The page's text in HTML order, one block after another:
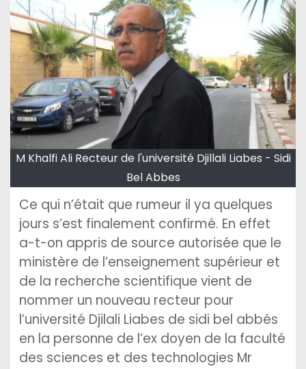
M Khalfi Ali Recteur de l'université Djillali Liabes - Sidi
Bel Abbes
Ce qui n’était que rumeur il ya quelques
jours s’est finalement confirmé. En effet
a-t-on appris de source autorisée que le
ministère de l’enseignement supérieur et
de la recherche scientifique vient de
nommer un nouveau recteur pour
l’université Djilali Liabes de sidi bel abbés
en la personne de l’ex doyen de la faculté
des sciences et des technologies Mr